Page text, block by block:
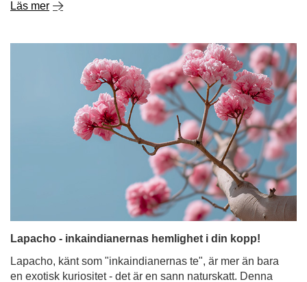
Lapacho - inkaindianernas hemlighet i din kopp!
Lapacho, känt som "inkaindianernas te", är mer än bara
en exotisk kuriositet - det är en sann naturskatt. Denna
unika växt har en lång historia av användning inom
hjälpt mot infektioner, inflammation och
matsmältningsproblem. Idag blir den alltmer populär som
ingrediens i örtteer och yerba mate. Ta reda på vad Pau